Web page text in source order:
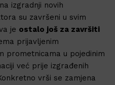
izgradnji novih
su završeni u svim
je ostalo još za završiti
prijavljenim
prometnicama u pojedinim
već prije izgrađenih
vrši se zamjena